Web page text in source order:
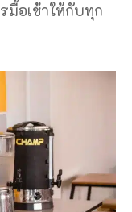
มื้อเช้าให้กับทุก